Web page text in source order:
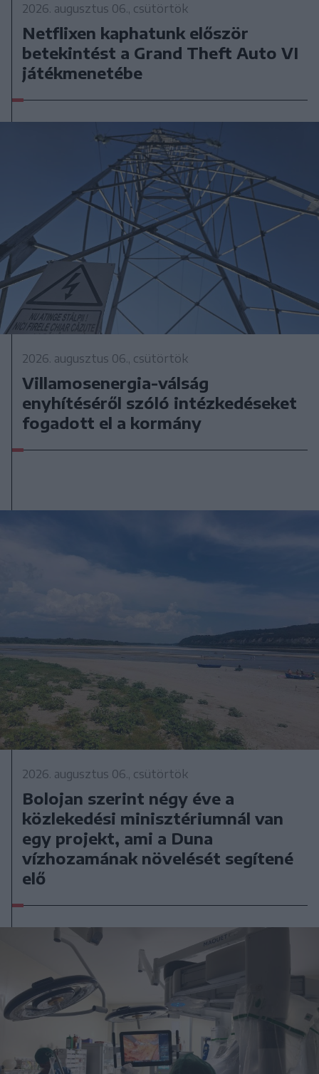
2026. augusztus 06., csütörtök
Netflixen kaphatunk először
betekintést a Grand Theft Auto VI
játékmenetébe
2026. augusztus 06., csütörtök
Villamosenergia-válság
enyhítéséről szóló intézkedéseket
fogadott el a kormány
2026. augusztus 06., csütörtök
Bolojan szerint négy éve a
közlekedési minisztériumnál van
egy projekt, ami a Duna
vízhozamának növelését segítené
elő